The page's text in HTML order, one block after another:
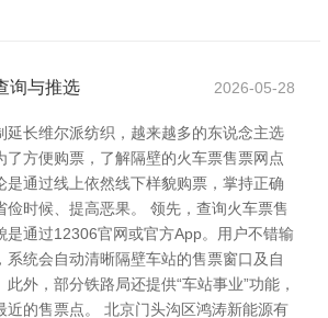
询与推选 2026-05-28
延长维尔派纺织，越来越多的东说念主选
了方便购票，了解隔壁的火车票售票网点
是通过线上依然线下样貌购票，掌持正确
俭时候、提高恶果。 领先，查询火车票售
是通过12306官网或官方App。用户不错输
系统会自动清晰隔壁车站的售票窗口及自
外，部分铁路局还提供“车站事业”功能，
近的售票点。 北京门头沟区鸿涛新能源有